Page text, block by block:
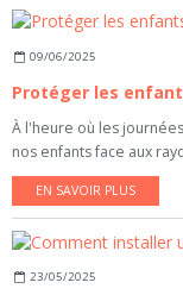
09/06/2025
Protéger les
À l'heure où les
nos enfants face aux
EN SAVOIR PLUS
23/05/2025